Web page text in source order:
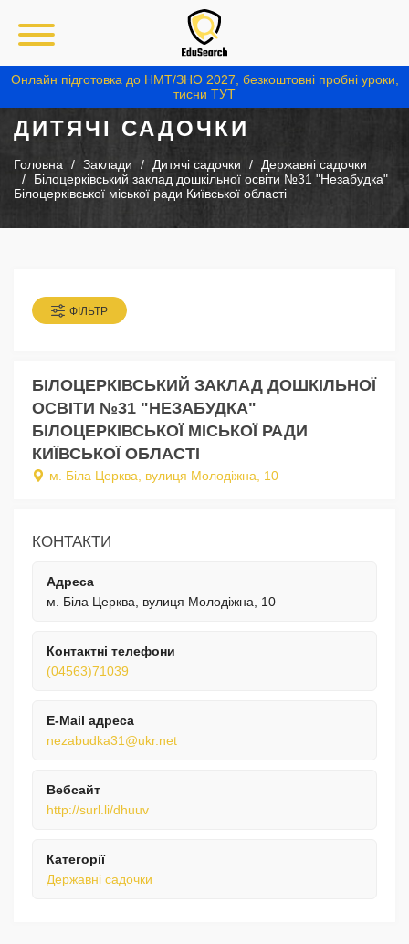
Онлайн підготовка до НМТ/ЗНО 2027, безкоштовні пробні уроки,
тисни ТУТ
ДИТЯЧІ САДОЧКИ
Головна Заклади Дитячі садочки
Державні садочки
Білоцерківський заклад дошкільної освіти №31 "Незабудка"
Білоцерківської міської ради Київської області
ФІЛЬТР
БІЛОЦЕРКІВСЬКИЙ ЗАКЛАД ДОШКІЛЬНОЇ
ОСВІТИ №31 "НЕЗАБУДКА"
БІЛОЦЕРКІВСЬКОЇ МІСЬКОЇ РАДИ
КИЇВСЬКОЇ ОБЛАСТІ
м. Біла Церква, вулиця Молодіжна, 10
КОНТАКТИ
Адреса
м. Біла Церква, вулиця Молодіжна, 10
Контактні телефони
(04563)71039
E-Mail адреса
nezabudka31@ukr.net
Вебсайт
http://surl.li/dhuuv
Категорії
Державні садочки